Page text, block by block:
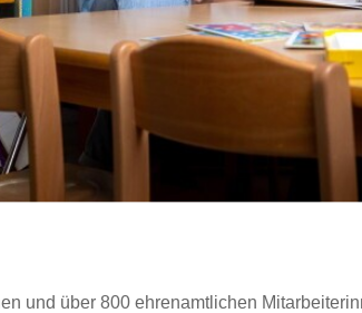
und über 800 ehrenamtlichen